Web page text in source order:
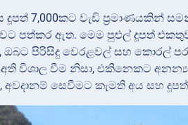
7,000කට වැඩි ප්‍රමාණයකින්
පත්කර ඇත. මෙම පුළුල් දූපත් එකතුව
ඔබට පිරිසිදු වෙරළවල් සහ කොරල්
අති විශාල වීම නිසා, එකිනෙකට
සෙවීමට කැමති අය සහ